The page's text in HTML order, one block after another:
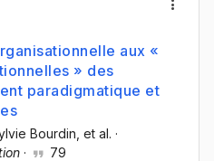
aux «
» des
paradigmatique et
Bourdin , et al. ·
· 79